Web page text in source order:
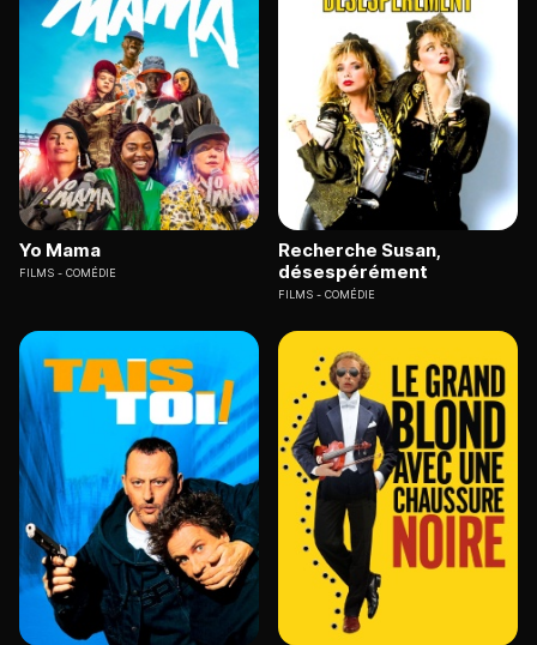
Yo Mama
FILMS COMÉDIE
Recherche Susan,
désespérément
FILMS COMÉDIE